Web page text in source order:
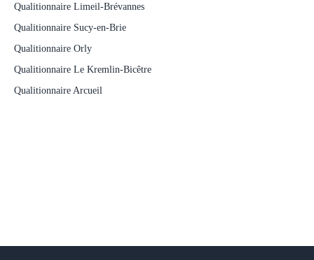
Qualitionnaire Limeil-Brévannes
Qualitionnaire Sucy-en-Brie
Qualitionnaire Orly
Qualitionnaire Le Kremlin-Bicêtre
Qualitionnaire Arcueil